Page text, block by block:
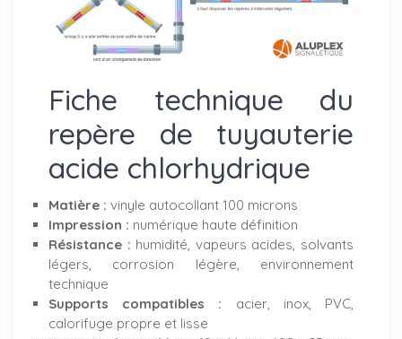
Fiche technique du
repère de tuyauterie
acide chlorhydrique
Matière : vinyle autocollant 100 microns
Impression : numérique haute définition
Résistance : humidité, vapeurs acides, solvants
légers, corrosion légère, environnement
technique
Supports compatibles : acier, inox, PVC,
calorifuge propre et lisse